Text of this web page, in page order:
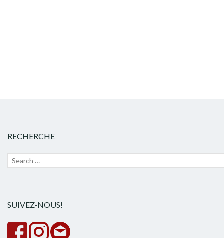
RECHERCHE
Recherche
SUIVEZ-NOUS!